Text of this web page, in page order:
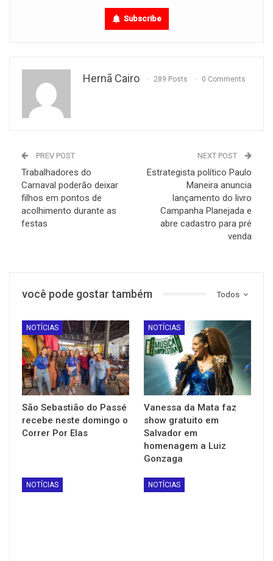
Subscribe
Hernã Cairo 289 Posts 0 Comments
PREV POST
Trabalhadores do
Carnaval poderão deixar
filhos em pontos de
acolhimento durante as
festas
NEXT POST
Estrategista político Paulo
Maneira anuncia
lançamento do livro
Campanha Planejada e
abre cadastro para pré
venda
Todos
você pode gostar também
NOTÍCIAS
São Sebastião do Passé
recebe neste domingo o
Correr Por Elas
NOTÍCIAS
Vanessa da Mata faz
show gratuito em
Salvador em
homenagem a Luiz
Gonzaga
NOTÍCIAS NOTÍCIAS